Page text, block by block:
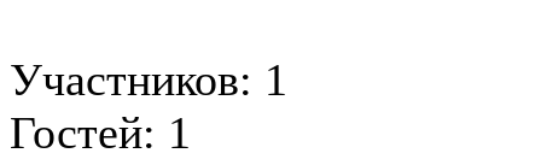
Участников: 1
Гостей: 1